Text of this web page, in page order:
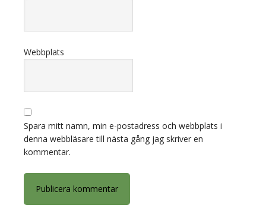
Webbplats
Spara mitt namn, min e-postadress och webbplats i
denna webbläsare till nästa gång jag skriver en
kommentar.